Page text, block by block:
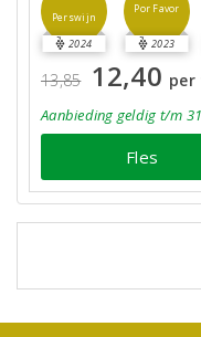
Perswijn
2024
Por Favor
2023
13,85 12,40 per
Aanbieding geldig t/m
Fles